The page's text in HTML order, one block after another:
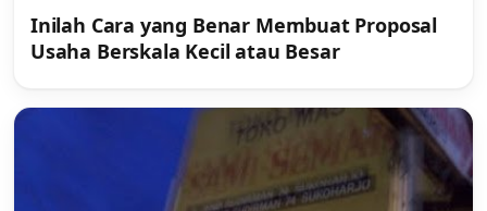
Inilah Cara yang Benar Membuat Proposal
Usaha Berskala Kecil atau Besar